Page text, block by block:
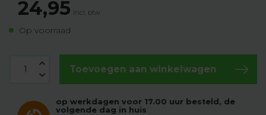
24,95 Incl. btw
Op voorraad
Toevoegen aan winkelwagen
op werkdagen voor 17.00 uur besteld, de
volgende dag in huis